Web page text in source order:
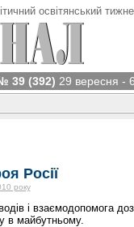
освітянський
39 (392) 29 вересня -
Росії
року
і взаємодопомога
в майбутньому.